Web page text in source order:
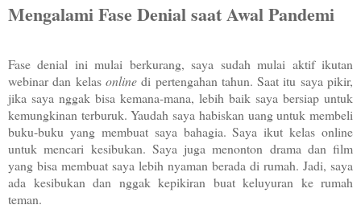
Mengalami Fase Denial saat Awal Pandemi
Fase denial ini mulai berkurang, saya sudah mulai aktif ikutan
webinar dan kelas onlinedi pertengahan tahun. Saat itu saya pikir,
jika saya nggak bisa kemana-mana, lebih baik saya bersiap untuk
kemungkinan terburuk. Yaudah saya habiskan uang untuk membeli
buku-buku yang membuat saya bahagia. Saya ikut kelas online
untuk mencari kesibukan. Saya juga menonton drama dan film
yang bisa membuat saya lebih nyaman berada di rumah. Jadi, saya
ada kesibukan dan nggak kepikiran buat keluyuran ke rumah
teman.